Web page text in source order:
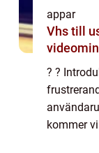
appar
Vhs till usb så räddas
? ?
kommer